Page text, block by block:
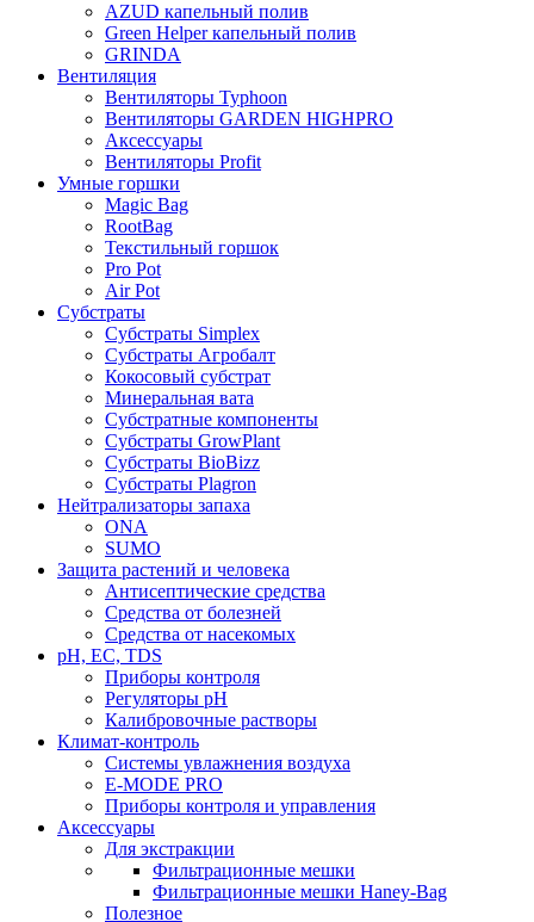
AZUD капельный полив
Green Helper капельный полив
GRINDA
Вентиляция
Вентиляторы Typhoon
Вентиляторы GARDEN HIGHPRO
Аксессуары
Вентиляторы Profit
Умные горшки
Magic Bag
RootBag
Текстильный горшок
Pro Pot
Air Pot
Субстраты
Субстраты Simplex
Субстраты Агробалт
Кокосовый субстрат
Минеральная вата
Субстратные компоненты
Субстраты GrowPlant
Субстраты BioBizz
Субстраты Plagron
Нейтрализаторы запаха
ONA
SUMO
Защита растений и человека
Антисептические средства
Средства от болезней
Средства от насекомых
pH, EC, TDS
Приборы контроля
Регуляторы pH
Калибровочные растворы
Климат-контроль
Системы увлажнения воздуха
E-MODE PRO
Приборы контроля и управления
Аксессуары
Для экстракции
Фильтрационные мешки
Фильтрационные мешки Haney-Bag
Полезное